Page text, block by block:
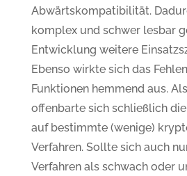
Abwärtskompatibilität.
komplex und schwer lesbar
Entwicklung weitere
Ebenso wirkte sich das
Funktionen hemmend aus.
offenbarte sich schließlich
auf bestimmte (wenige)
Verfahren. Sollte sich auch
Verfahren als schwach oder